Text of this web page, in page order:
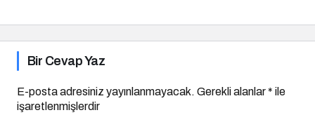
gösterecek
Bir Cevap Yaz
E-posta adresiniz yayınlanmayacak. Gerekli alanlar* ile
işaretlenmişlerdir